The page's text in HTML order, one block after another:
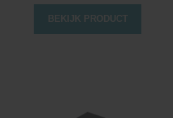
BEKIJK PRODUCT